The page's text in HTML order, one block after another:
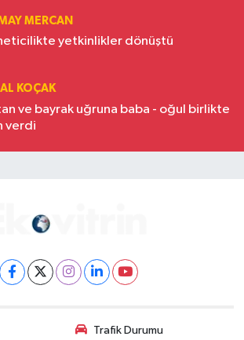
MERCAN
yetkinlikler dönüştü
KOÇAK
ve bayrak uğruna baba - oğul birlikte
verdi
Trafik Durumu